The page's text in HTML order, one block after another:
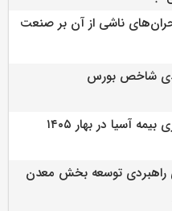
ناشی از آن بر صنعت
آسیا در بهار ۱۴۰۵
راهبردی توسعه بخش معدن